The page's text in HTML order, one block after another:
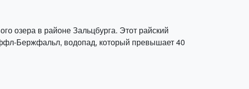
озера в районе Зальцбурга. Этот райский
Бержфальл, водопад, который превышает 40